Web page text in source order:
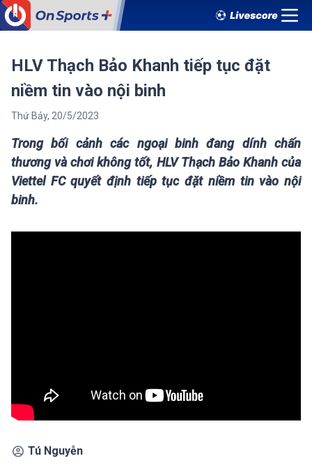
HLV Thạch Bảo Khanh tiếp tục đặt
niềm tin vào nội binh
Thứ Bảy, 20/5/2023
Trong bối cảnh các ngoại binh đang dính chấn
thương và chơi không tốt, HLV Thạch Bảo Khanh của
Viettel FC quyết định tiếp tục đặt niềm tin vào nội
binh.
Tú Nguyễn